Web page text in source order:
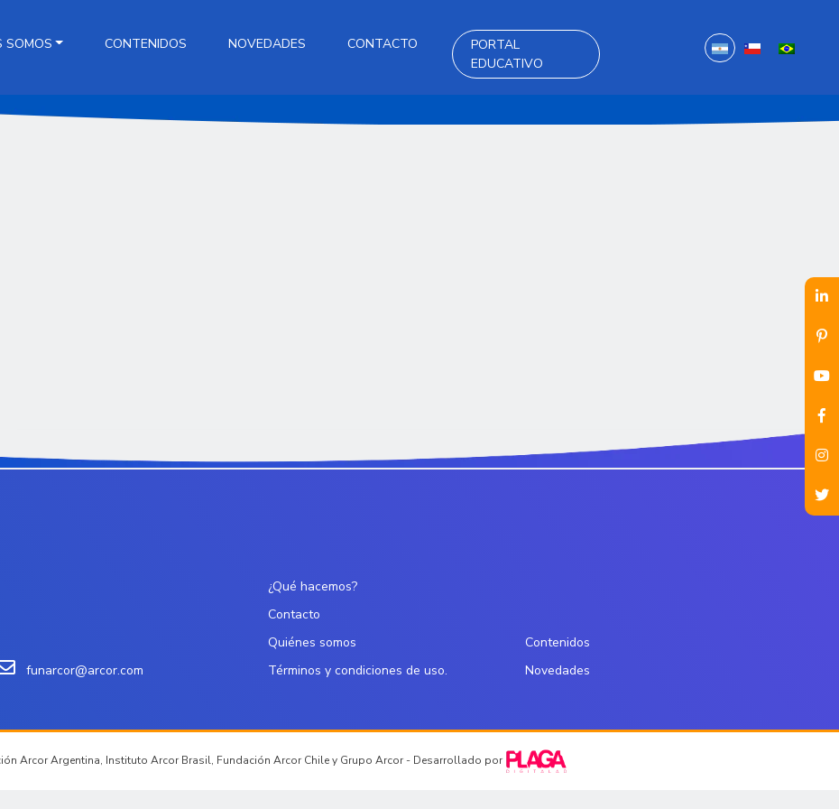
SOMOS CONTENIDOS NOVEDADES CONTACTO
PORTAL
EDUCATIVO
funarcor@arcor.com
¿Qué hacemos?
Contacto
Quiénes somos
Términos y condiciones de uso.
Contenidos
Novedades
Arcor Argentina, Instituto Arcor Brasil, Fundación Arcor Chile y Grupo Arcor - Desarrollado por